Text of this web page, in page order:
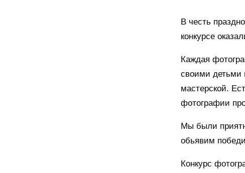
В честь
конкурсе
Каждая
своими детьми
мастерской.
фотографии
Мы были
обьявим
Конкурс